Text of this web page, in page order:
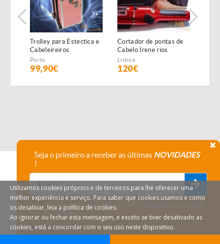
Trolley para Estectica e
Cabeleireiros
Porto
99,90€
Cortador de pontas de
Cabelo Irene rios
NOVAS
Lisboa
120€
Seja o primeiro a receber as últimas NOVIDADES
!
Declaro que compreendi e aceito a Política de privacidade
do HáTudo.
Anular subscrição
Utilizamos cookies próprios e de terceiros para lhe oferecer uma
melhor experiência e serviço. Para saber que cookies usamos e como
os desativar, leia a política de cookies.
Ao ignorar ou fechar esta mensagem, e exceto se tiver desativado as
cookies, está a concordar com o seu uso neste dispositivo.